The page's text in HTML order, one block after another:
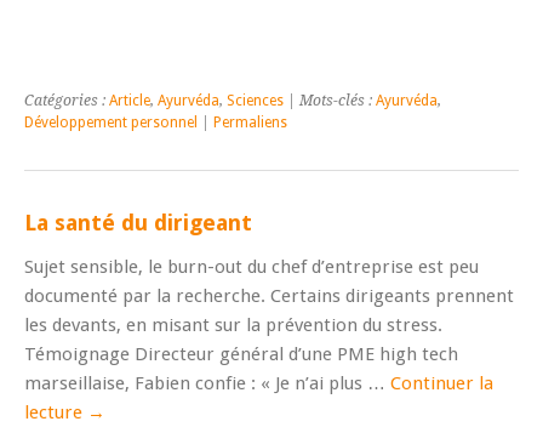
Catégories : Article, Ayurvéda, Sciences | Mots-clés : Ayurvéda,
Développement personnel
Permaliens
La santé du dirigeant
Sujet sensible, le burn-out du chef d’entreprise est peu
documenté par la recherche. Certains dirigeants prennent
les devants, en misant sur la prévention du stress.
Témoignage Directeur général d’une PME high tech
marseillaise, Fabien confie : « Je n’ai plus … Continuer la
lecture →